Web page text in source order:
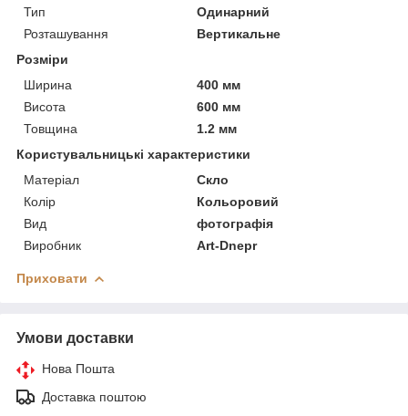
Тип
Одинарний
Розташування
Вертикальне
Розміри
Ширина
400 мм
Висота
600 мм
Товщина
1.2 мм
Користувальницькі характеристики
Матеріал
Скло
Колір
Кольоровий
Вид
фотографія
Виробник
Art-Dnepr
Приховати
Умови доставки
Нова Пошта
Доставка поштою